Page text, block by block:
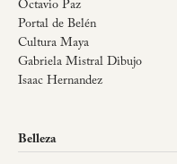
Octavio Paz
Portal de Belén
Cultura Maya
Gabriela Mistral Dibujo
Isaac Hernandez
Belleza